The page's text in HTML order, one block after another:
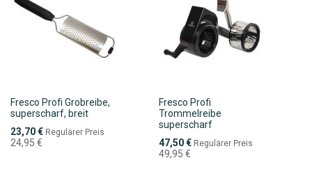
Fresco Profi Grobreibe,
superscharf, breit
Sonderpreis
23,70 € Regulärer Preis
24,95 €
Fresco Profi
Trommelreibe
superscharf
Sonderpreis
47,50 € Regulärer Preis
49,95 €